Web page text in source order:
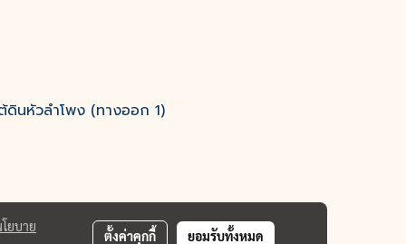
นหัวลำโพง (ทางออก 1)
ยบาย
ตั้งค่าคุกกี้ ยอมรับทั้งหมด